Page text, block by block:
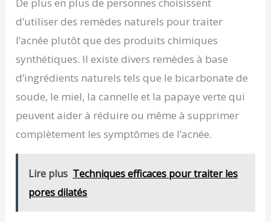
d’utiliser des remèdes naturels pour traiter
l’acnée plutôt que des produits chimiques
synthétiques. Il existe divers remèdes à base
d’ingrédients naturels tels que le bicarbonate de
soude, le miel, la cannelle et la papaye verte qui
peuvent aider à réduire ou même à supprimer
complètement les symptômes de l’acnée.
Lire plus Techniques efficaces pour traiter les
pores dilatés